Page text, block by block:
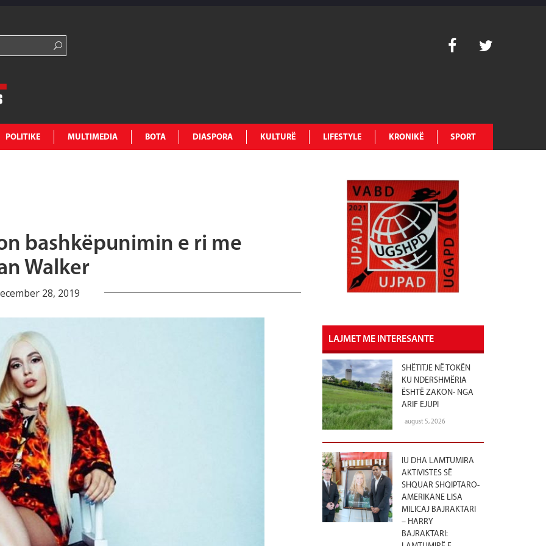
POLITIKE MULTIMEDIA BOTA DIASPORA KULTURË LIFESTYLE KRONIKË SPORT
bashkëpunimin e ri me
Walker
28, 2019
LAJMET ME INTERESANTE
SHËTITJE NË TOKËN
KU NDERSHMËRIA
ËSHTË ZAKON- NGA
ARIF EJUPI
august 5, 2026
IU DHA LAMTUMIRA
AKTIVISTES SË
SHQUAR SHQIPTARO-
AMERIKANE LISA
MILICAJ BAJRAKTARI
– HARRY
BAJRAKTARI: